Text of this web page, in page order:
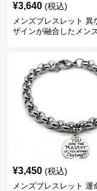
¥3,640 (税込)
メンズブレスレット 異
ザインが融合したメン
¥3,450 (税込)
メンズブレスレット 運